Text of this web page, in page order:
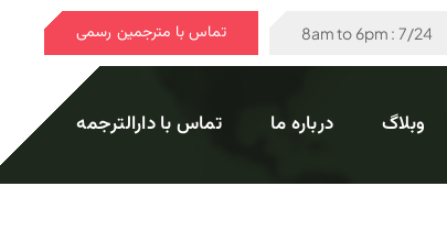
7/24 : 8am to 6pm تماس با مترجمین رسمی
وبلاگ درباره ما تماس با دارالترجمه